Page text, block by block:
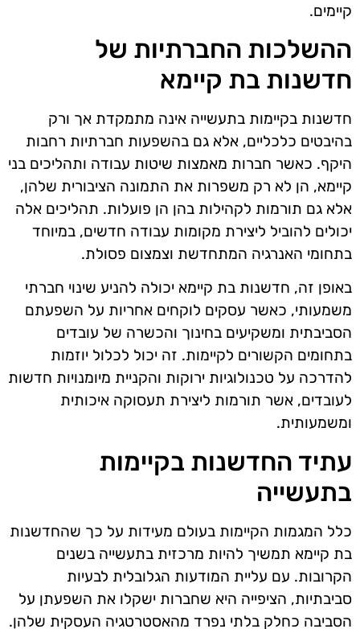
קיימים.
ההשלכות החברתיות של
חדשנות בת קיימא
חדשנות בקיימות בתעשייה אינה מתמקדת אך ורק
בהיבטים כלכליים, אלא גם בהשפעות חברתיות רחבות
היקף. כאשר חברות מאמצות שיטות עבודה ותהליכים בני
קיימא, הן לא רק משפרות את התמונה הציבורית שלהן,
אלא גם תורמות לקהילות בהן הן פועלות. תהליכים אלה
יכולים להוביל ליצירת מקומות עבודה חדשים, במיוחד
בתחומי האנרגיה המתחדשת וצמצום פסולת.
באופן זה, חדשנות בת קיימא יכולה להניע שינוי חברתי
משמעותי, כאשר עסקים לוקחים אחריות על השפעתם
הסביבתית ומשקיעים בחינוך והכשרה של עובדים
בתחומים הקשורים לקיימות. זה יכול לכלול יוזמות
להדרכה על טכנולוגיות ירוקות והקניית מיומנויות חדשות
לעובדים, אשר תורמות ליצירת תעסוקה איכותית
ומשמעותית.
עתיד החדשנות בקיימות
בתעשייה
כלל המגמות הקיימות בעולם מעידות על כך שהחדשנות
בת קיימא תמשיך להיות מרכזית בתעשייה בשנים
הקרובות. עם עליית המודעות הגלובלית לבעיות
סביבתיות, הציפייה היא שחברות ישקלו את השפעתן על
הסביבה כחלק בלתי נפרד מהאסטרטגיה העסקית שלהן.